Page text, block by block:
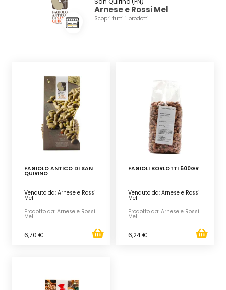
Arnese e Rossi Mel
Scopri tutti i prodotti
FAGIOLO ANTICO DI SAN
QUIRINO
Venduto da: Arnese e Rossi
Mel
Prodotto da: Arnese e Rossi
Mel
6,70 €
FAGIOLI BORLOTTI 500GR
Venduto da: Arnese e Rossi
Mel
Prodotto da: Arnese e Rossi
Mel
6,24 €